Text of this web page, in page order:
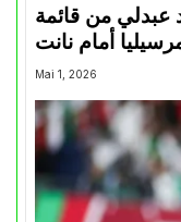
عبدلي من قائمة
أمام نانت
Mai 1, 2026